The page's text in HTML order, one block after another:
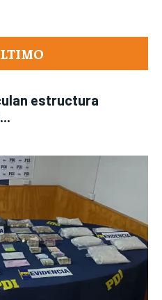
estructura